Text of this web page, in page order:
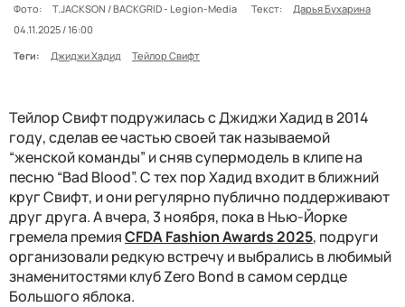
Фото: T.JACKSON / BACKGRID - Legion-Media Текст:
Дарья Бухарина
04.11.2025 / 16:00
Теги:
Джиджи Хадид Тейлор Свифт
Тейлор Свифт подружилась с Джиджи Хадид в 2014
году, сделав ее частью своей так называемой
“женской команды” и сняв супермодель в клипе на
песню “Bad Blood”. С тех пор Хадид входит в ближний
круг Свифт, и они регулярно публично поддерживают
друг друга. А вчера, 3 ноября, пока в Нью-Йорке
гремела премияCFDA Fashion Awards 2025, подруги
организовали редкую встречу и выбрались в любимый
знаменитостями клуб Zero Bond в самом сердце
Большого яблока.